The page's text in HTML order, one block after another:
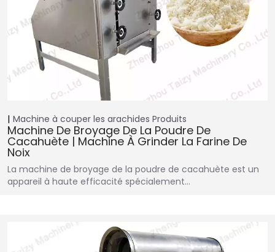
Machine à couper les arachides Produits
Machine De Broyage De La Poudre De
Cacahuète | Machine À Grinder La Farine De
Noix
La machine de broyage de la poudre de cacahuète est un
appareil à haute efficacité spécialement…